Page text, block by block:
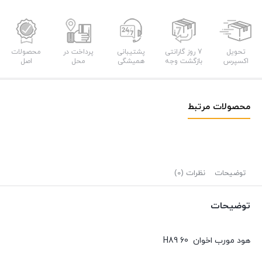
تحویل
اکسپرس
7 روز گارانتی
بازگشت وجه
پشتیبانی
همیشگی
پرداخت در
محل
محصولات
اصل
محصولات مرتبط
توضیحات نظرات (0)
توضیحات
هود مورب اخوان H89 60